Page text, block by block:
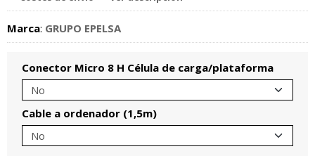
Marca: GRUPO EPELSA
Conector Micro 8 H Célula de carga/plataforma
Cable a ordenador (1,5m)